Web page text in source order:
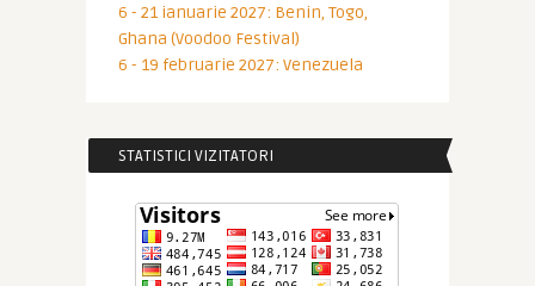
6 - 21 ianuarie 2027: Benin, Togo,
Ghana (Voodoo Festival)
6 - 19 februarie 2027: Venezuela
STATISTICI VIZITATORI